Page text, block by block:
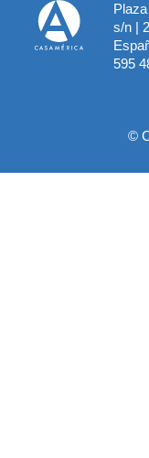
s/n |
595
©